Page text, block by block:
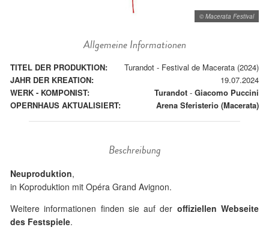
© Macerata Festival
Allgemeine Informationen
TITEL DER PRODUKTION:
Turandot - Festival de Macerata (2024)
JAHR DER KREATION:
19.07.2024
WERK - KOMPONIST:
Turandot - Giacomo Puccini
OPERNHAUS AKTUALISIERT:
Arena Sferisterio (Macerata)
Beschreibung
Neuproduktion,
in Koproduktion mit Opéra Grand Avignon.
Weitere informationen finden sie auf der offiziellen Webseite
des Festspiele.